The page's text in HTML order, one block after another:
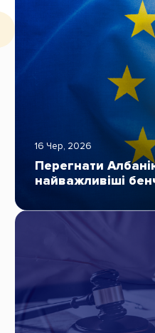
16 Чер, 2026
Перегнати
найважливіші